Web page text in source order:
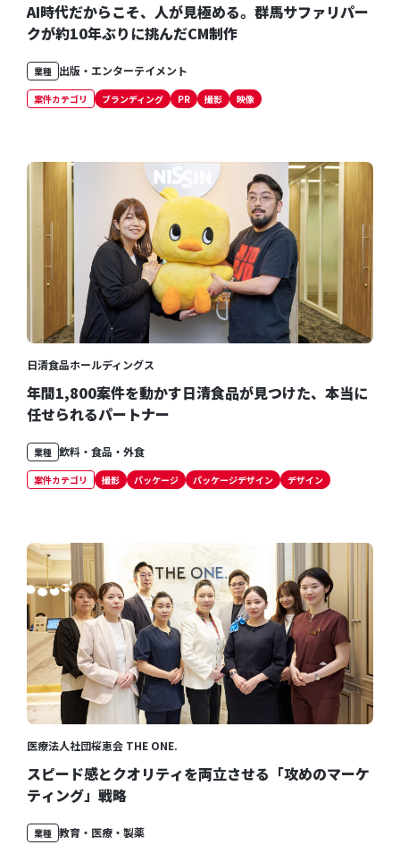
AI時代だからこそ、人が見極める。群馬サファリパー
クが約10年ぶりに挑んだCM制作
業種 出版・エンターテイメント
案件カテゴリ ブランディング PR 撮影 映像
年間1,800案件を動かす日清食品が見つけた、本当に
任せられるパートナー
日清食品ホールディングス
業種 飲料・食品・外食
案件カテゴリ 撮影 パッケージ パッケージデザイン デザイン
スピード感とクオリティを両立させる「攻めのマーケ
ティング」戦略
医療法人社団桜恵会 THE ONE.
業種 教育・医療・製薬